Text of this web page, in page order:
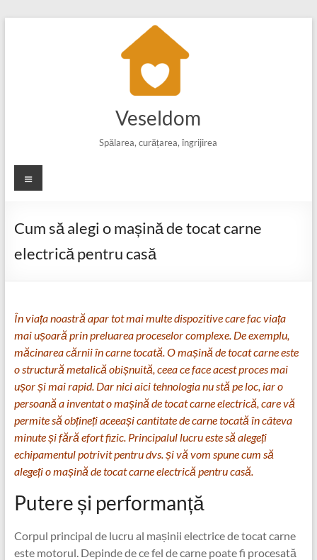
Veseldom
Spălarea, curățarea, îngrijirea
Meniu
Cum să alegi o mașină de tocat carne
electrică pentru casă
În viața noastră apar tot mai multe dispozitive care fac viața
mai ușoară prin preluarea proceselor complexe. De exemplu,
măcinarea cărnii în carne tocată. O mașină de tocat carne este
o structură metalică obișnuită, ceea ce face acest proces mai
ușor și mai rapid. Dar nici aici tehnologia nu stă pe loc, iar o
persoană a inventat o mașină de tocat carne electrică, care vă
permite să obțineți aceeași cantitate de carne tocată în câteva
minute și fără efort fizic. Principalul lucru este să alegeți
echipamentul potrivit pentru dvs. și vă vom spune cum să
alegeți o mașină de tocat carne electrică pentru casă.
Putere și performanță
Corpul principal de lucru al mașinii electrice de tocat carne
este motorul. Depinde de ce fel de carne poate fi procesată